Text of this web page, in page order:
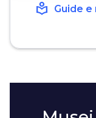
local_library Guide e